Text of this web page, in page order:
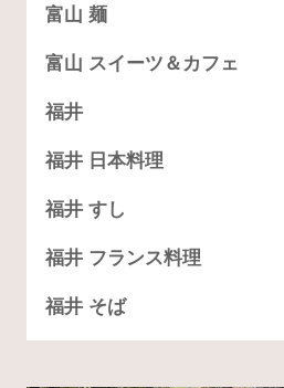
富山 麺
富山 スイーツ＆カフェ
福井
福井 日本料理
福井 すし
福井 フランス料理
福井 そば